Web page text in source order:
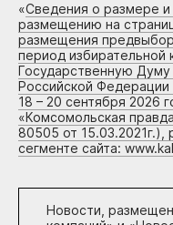
«Сведения о размере и
размещению на
размещения
период избирательной
Государственную
Российской Федерации
18 – 20 сентября 2026
«Комсомольская
80505 от
сегменте сайта:
Новости,